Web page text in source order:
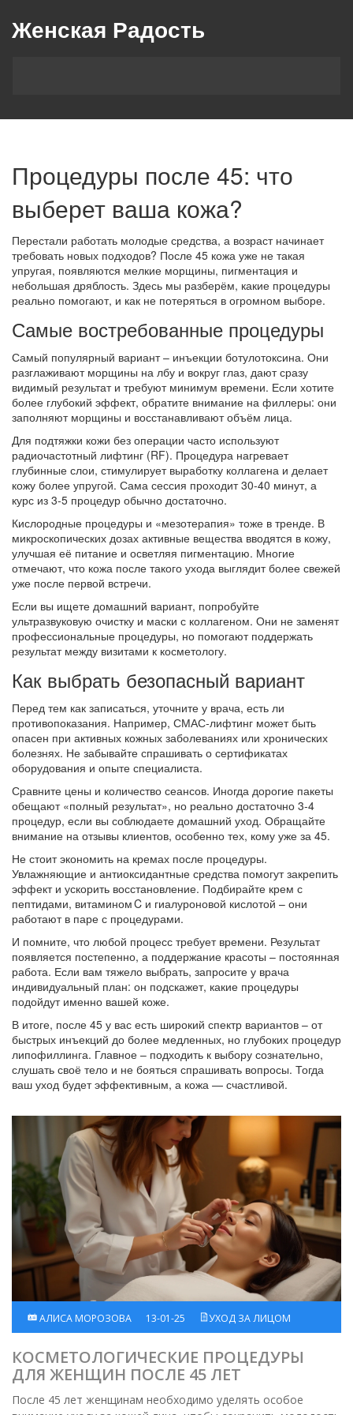
Женская Радость
Процедуры после 45: что
выберет ваша кожа?
Перестали работать молодые средства, а возраст начинает
требовать новых подходов? После 45 кожа уже не такая
упругая, появляются мелкие морщины, пигментация и
небольшая дряблость. Здесь мы разберём, какие процедуры
реально помогают, и как не потеряться в огромном выборе.
Самые востребованные процедуры
Самый популярный вариант – инъекции ботулотоксина. Они
разглаживают морщины на лбу и вокруг глаз, дают сразу
видимый результат и требуют минимум времени. Если хотите
более глубокий эффект, обратите внимание на филлеры: они
заполняют морщины и восстанавливают объём лица.
Для подтяжки кожи без операции часто используют
радиочастотный лифтинг (RF). Процедура нагревает
глубинные слои, стимулирует выработку коллагена и делает
кожу более упругой. Сама сессия проходит 30‑40 минут, а
курс из 3‑5 процедур обычно достаточно.
Кислородные процедуры и «мезотерапия» тоже в тренде. В
микроскопических дозах активные вещества вводятся в кожу,
улучшая её питание и осветляя пигментацию. Многие
отмечают, что кожа после такого ухода выглядит более свежей
уже после первой встречи.
Если вы ищете домашний вариант, попробуйте
ультразвуковую очистку и маски с коллагеном. Они не заменят
профессиональные процедуры, но помогают поддержать
результат между визитами к косметологу.
Как выбрать безопасный вариант
Перед тем как записаться, уточните у врача, есть ли
противопоказания. Например, СМАС‑лифтинг может быть
опасен при активных кожных заболеваниях или хронических
болезнях. Не забывайте спрашивать о сертификатах
оборудования и опыте специалиста.
Сравните цены и количество сеансов. Иногда дорогие пакеты
обещают «полный результат», но реально достаточно 3‑4
процедур, если вы соблюдаете домашний уход. Обращайте
внимание на отзывы клиентов, особенно тех, кому уже за 45.
Не стоит экономить на кремах после процедуры.
Увлажняющие и антиоксидантные средства помогут закрепить
эффект и ускорить восстановление. Подбирайте крем с
пептидами, витамином C и гиалуроновой кислотой – они
работают в паре с процедурами.
И помните, что любой процесс требует времени. Результат
появляется постепенно, а поддержание красоты – постоянная
работа. Если вам тяжело выбрать, запросите у врача
индивидуальный план: он подскажет, какие процедуры
подойдут именно вашей коже.
В итоге, после 45 у вас есть широкий спектр вариантов – от
быстрых инъекций до более медленных, но глубоких процедур
липофиллинга. Главное – подходить к выбору сознательно,
слушать своё тело и не бояться спрашивать вопросы. Тогда
ваш уход будет эффективным, а кожа — счастливой.
АЛИСА МОРОЗОВА 13-01-25 УХОД ЗА ЛИЦОМ
КОСМЕТОЛОГИЧЕСКИЕ ПРОЦЕДУРЫ
ДЛЯ ЖЕНЩИН ПОСЛЕ 45 ЛЕТ
После 45 лет женщинам необходимо уделять особое